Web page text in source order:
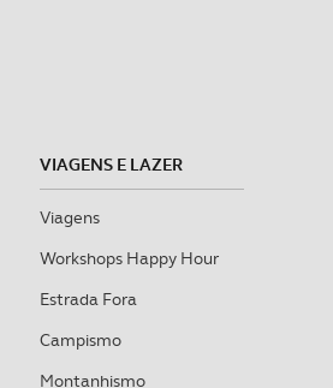
VIAGENS E LAZER
Viagens
Workshops Happy Hour
Estrada Fora
Campismo
Montanhismo